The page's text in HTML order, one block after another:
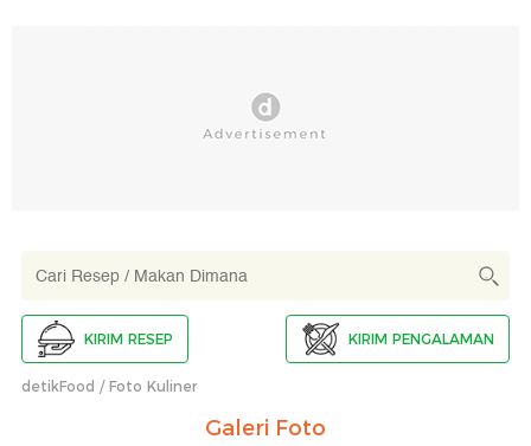
KIRIM RESEP KIRIM PENGALAMAN
detikFood Foto Kuliner
Galeri Foto